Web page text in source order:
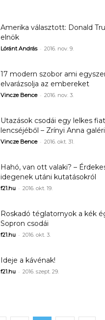
Amerika választott: Donald
elnök
Lóránt András - 2016. nov. 9.
17 modern szobor ami
elvarázsolja az embereket
Vincze Bence - 2016. nov. 3.
Utazások csodái egy lelkes
lencséjéből – Zrínyi Anna
Vincze Bence - 2016. okt. 31.
Hahó, van ott valaki? –
idegenek utáni kutatásokról
f21.hu - 2016. okt. 19.
Roskadó téglatornyok a kék
Sopron csodái
f21.hu - 2016. okt. 3.
Ideje a kávénak!
f21.hu - 2016. szept. 29.